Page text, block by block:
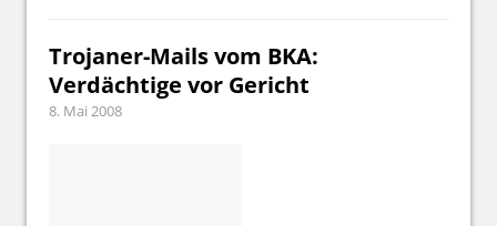
Trojaner-Mails vom BKA:
Verdächtige vor Gericht
8. Mai 2008